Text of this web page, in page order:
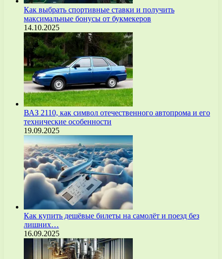
Как выбрать спортивные ставки и получить
максимальные бонусы от букмекеров
14.10.2025
ВАЗ 2110, как символ отечественного автопрома и его
технические особенности
19.09.2025
Как купить дешёвые билеты на самолёт и поезд без
лишних…
16.09.2025